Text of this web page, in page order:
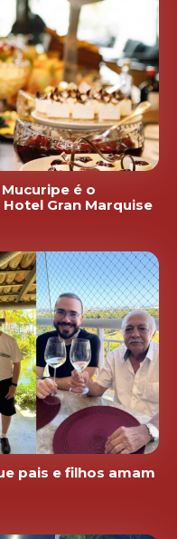
é o
Gran Marquise
pais e filhos amam